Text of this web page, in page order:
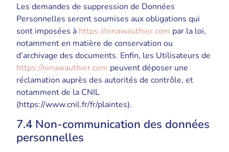
Les demandes de suppression de Données
Personnelles seront soumises aux obligations qui
sont imposées à https://ninawauthier.com par la loi,
notamment en matière de conservation ou
d’archivage des documents. Enfin, les Utilisateurs de
https://ninawauthier.com peuvent déposer une
réclamation auprès des autorités de contrôle, et
notamment de la CNIL
(https://www.cnil.fr/fr/plaintes).
7.4 Non-communication des données
personnelles